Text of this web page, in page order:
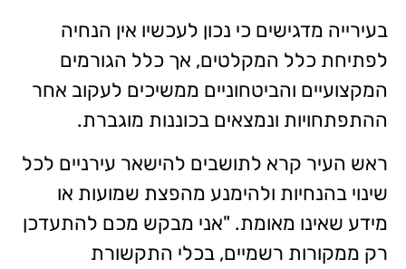
בעירייה מדגישים כי נכון לעכשיו אין הנחיה
לפתיחת כלל המקלטים, אך כלל הגורמים
המקצועיים והביטחוניים ממשיכים לעקוב אחר
ההתפתחויות ונמצאים בכוננות מוגברת.
ראש העיר קרא לתושבים להישאר עירניים לכל
שינוי בהנחיות ולהימנע מהפצת שמועות או
מידע שאינו מאומת. "אני מבקש מכם להתעדכן
רק ממקורות רשמיים, בכלי התקשורת